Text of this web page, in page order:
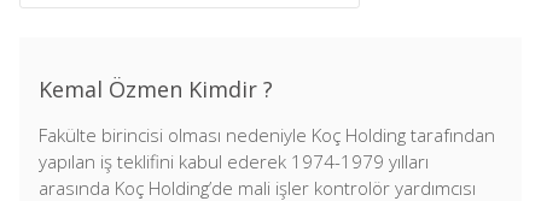
Kemal Özmen Kimdir ?
Fakülte birincisi olması nedeniyle Koç Holding tarafından
yapılan iş teklifini kabul ederek 1974-1979 yılları
arasında Koç Holding’de mali işler kontrolör yardımcısı